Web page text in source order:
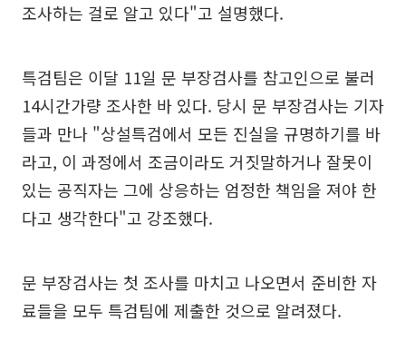
조사하는 걸로 알고 있다"고 설명했다.
특검팀은 이달 11일 문 부장검사를 참고인으로 불러
14시간가량 조사한 바 있다. 당시 문 부장검사는 기자
들과 만나 "상설특검에서 모든 진실을 규명하기를 바
라고, 이 과정에서 조금이라도 거짓말하거나 잘못이
있는 공직자는 그에 상응하는 엄정한 책임을 져야 한
다고 생각한다"고 강조했다.
문 부장검사는 첫 조사를 마치고 나오면서 준비한 자
료들을 모두 특검팀에 제출한 것으로 알려졌다.